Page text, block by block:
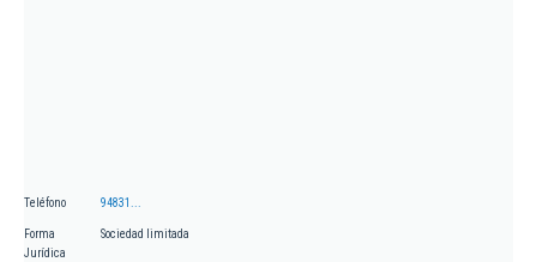
Teléfono 94831...
Forma
Jurídica
Sociedad limitada